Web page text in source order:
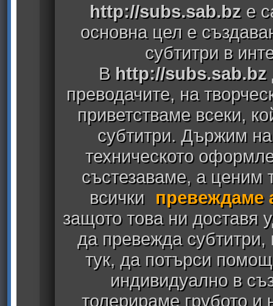
http://subs.sab.bz е
основна цел е
субтитри в
В http://subs.sab.bz
преводачите, на
приветстваме всеки,
субтитри. Държим
техническото
състезаваме, а ценим
всички
превеждаме
защото това ни доставя
да превежда
тук, да потърси
индивидуално в
толерираме грубото